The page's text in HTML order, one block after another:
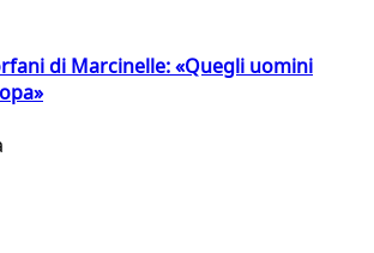
di Marcinelle: «Quegli uomini